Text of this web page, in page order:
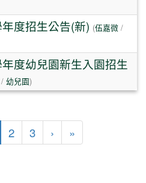
年度招生公告(新) (伍嘉微 /
年度幼兒園新生入園招生
幼兒園)
(目前頁次)
2 3 › 下一頁
»